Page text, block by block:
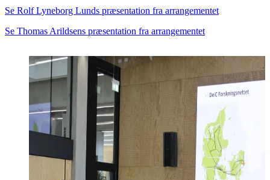
Se Rolf Lyneborg Lunds præsentation fra arrangementet
Se Thomas Arildsens præsentation fra arrangementet